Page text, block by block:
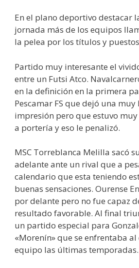
En el plano deportivo destacar
jornada más de los equipos
la pelea por los títulos y
Partido muy interesante el
entre un Futsi Atco.
en la definición en la primera
Pescamar FS que dejó una muy
impresión pero que estuvo
a portería y eso le penalizó.
MSC Torreblanca Melilla sacó
adelante ante un rival que a
calendario que esta teniendo
buenas sensaciones. Ourense
por delante pero no fue capaz
resultado favorable. Al final
un partido especial para
«Morenín» que se enfrentaba
equipo las últimas temporadas.